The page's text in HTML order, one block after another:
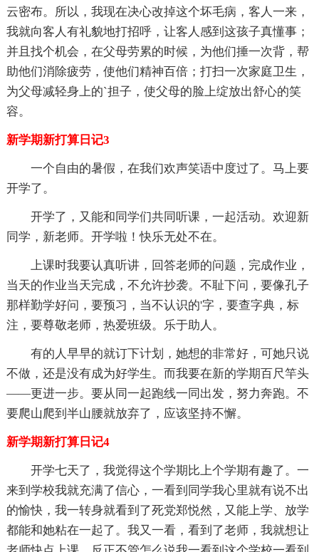
云密布。所以，我现在决心改掉这个坏毛病，客人一来，
我就向客人有礼貌地打招呼，让客人感到这孩子真懂事；
并且找个机会，在父母劳累的时候，为他们捶一次背，帮
助他们消除疲劳，使他们精神百倍；打扫一次家庭卫生，
为父母减轻身上的`担子，使父母的脸上绽放出舒心的笑
容。
新学期新打算日记3
一个自由的暑假，在我们欢声笑语中度过了。马上要
开学了。
开学了，又能和同学们共同听课，一起活动。欢迎新
同学，新老师。开学啦！快乐无处不在。
上课时我要认真听讲，回答老师的问题，完成作业，
当天的作业当天完成，不允许抄袭。不耻下问，要像孔子
那样勤学好问，要预习，当不认识的'字，要查字典，标
注，要尊敬老师，热爱班级。乐于助人。
有的人早早的就订下计划，她想的非常好，可她只说
不做，还是没有成为好学生。而我要在新的学期百尺竿头
——更进一步。要从同一起跑线一同出发，努力奔跑。不
要爬山爬到半山腰就放弃了，应该坚持不懈。
新学期新打算日记4
开学七天了，我觉得这个学期比上个学期有趣了。一
来到学校我就充满了信心，一看到同学我心里就有说不出
的愉快，我一转身就看到了死党郑悦然，又能上学、放学
都能和她粘在一起了。我又一看，看到了老师，我就想让